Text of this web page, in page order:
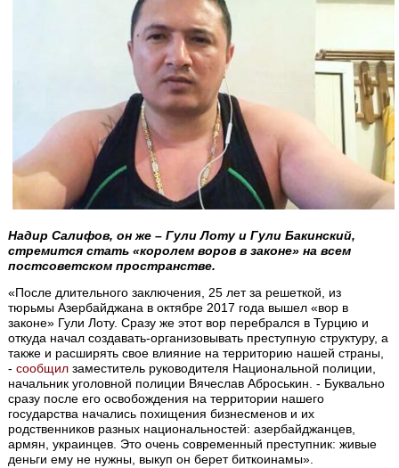
Надир Салифов, он же – Гули Лоту и Гули Бакинский,
стремится стать «королем воров в законе» на всем
постсоветском пространстве.
«После длительного заключения, 25 лет за решеткой, из
тюрьмы Азербайджана в октябре 2017 года вышел «вор в
законе» Гули Лоту. Сразу же этот вор перебрался в Турцию и
откуда начал создавать-организовывать преступную структуру, а
также и расширять свое влияние на территорию нашей страны,
-сообщил заместитель руководителя Национальной полиции,
начальник уголовной полиции Вячеслав Аброськин. - Буквально
сразу после его освобождения на территории нашего
государства начались похищения бизнесменов и их
родственников разных национальностей: азербайджанцев,
армян, украинцев. Это очень современный преступник: живые
деньги ему не нужны, выкуп он берет биткоинамы».